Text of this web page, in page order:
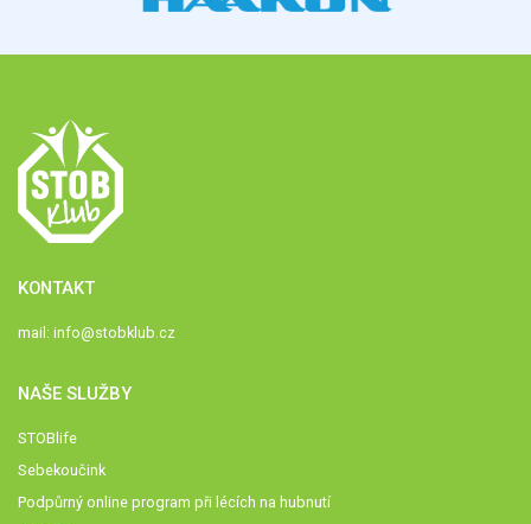
KONTAKT
mail: info@stobklub.cz
NAŠE SLUŽBY
STOBlife
Sebekoučink
Podpůrný online program při lécích na hubnutí